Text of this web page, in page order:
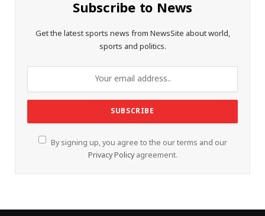
Subscribe to News
Get the latest sports news from NewsSite about world,
sports and politics.
By signing up, you agree to the our terms and our
Privacy Policyagreement.